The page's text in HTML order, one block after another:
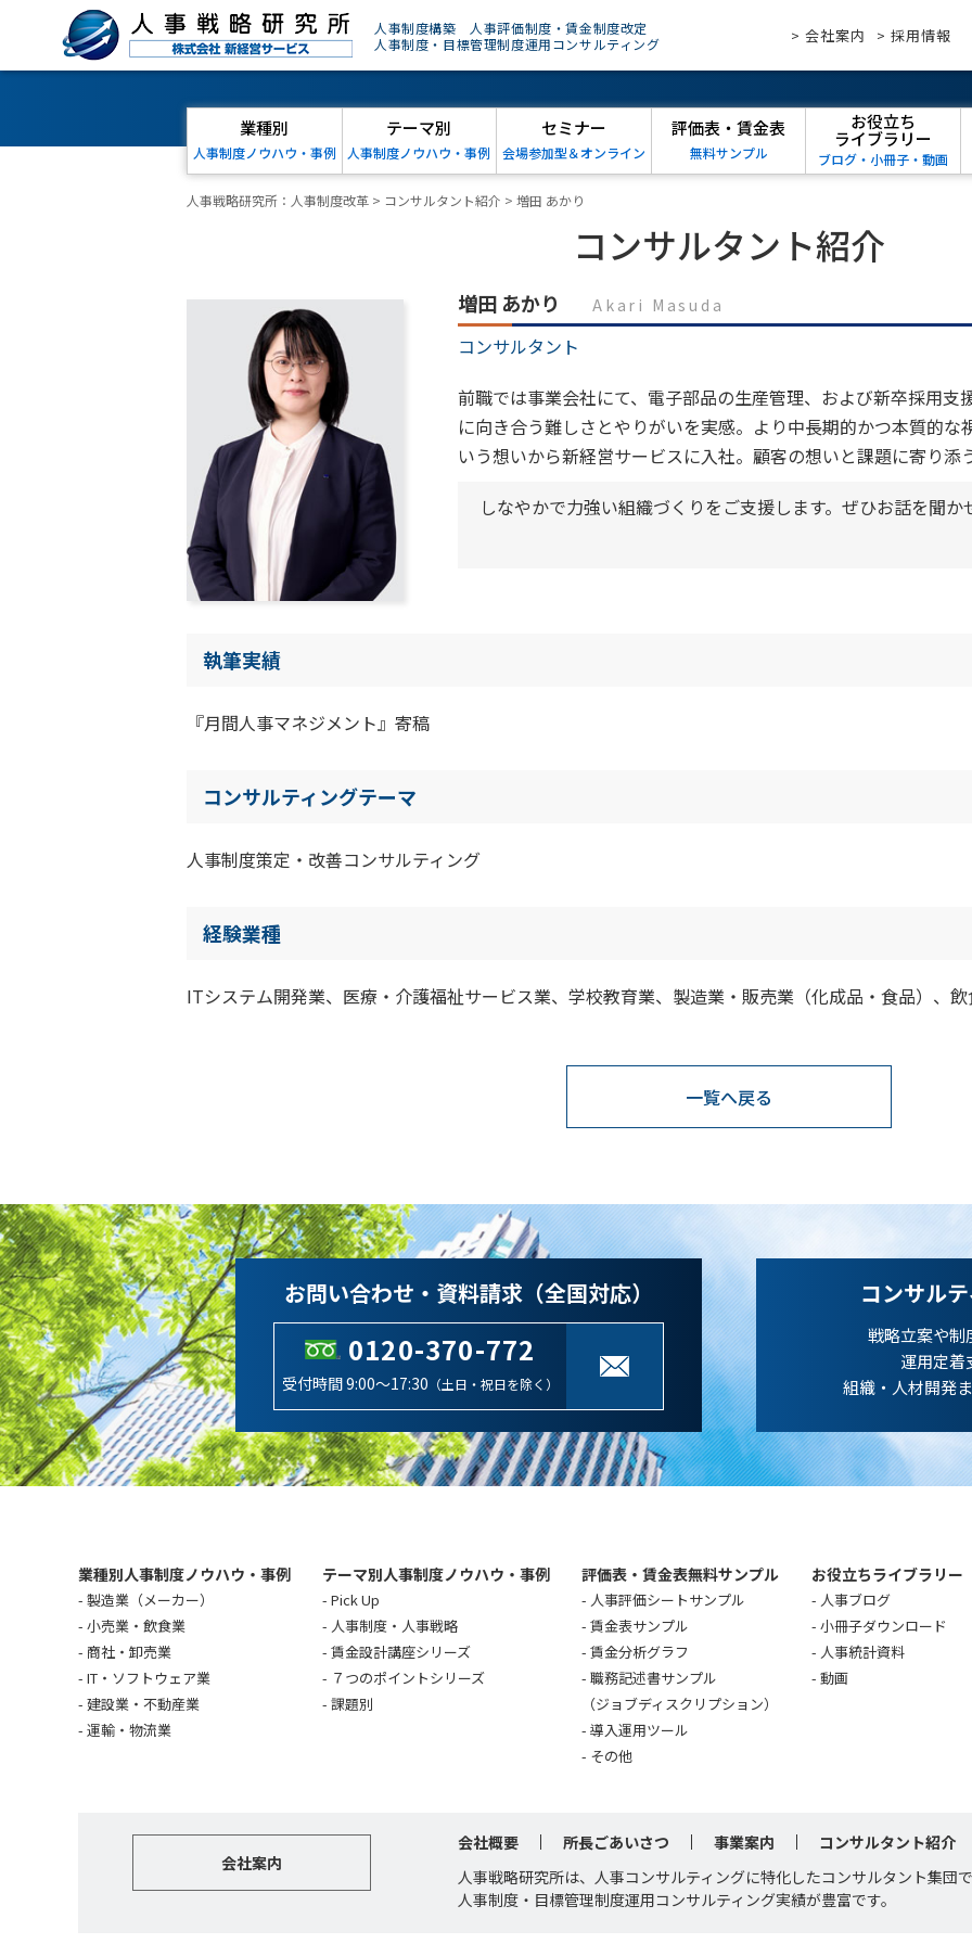
人事制度構築 人事評価制度・賃金制度改定
人事制度・目標管理制度運用コンサルティング
> 会社案内 > 採用情報
業種別
人事制度ノウハウ・事例
テーマ別
人事制度ノウハウ・事例
セミナー
会場参加型＆オンライン
評価表・賃金表
無料サンプル
お役立ち
ライブラリー
ブログ・小冊子・動画
人事戦略研究所：人事制度改革 > コンサルタント紹介 > 増田 あかり
コンサルタント紹介
増田 あかり Akari Masuda
コンサルタント
前職では事業会社にて、電子部品の生産管理、および新卒採用支
に向き合う難しさとやりがいを実感。より中長期的かつ本質的な
いう想いから新経営サービスに入社。顧客の想いと課題に寄り添
しなやかで力強い組織づくりをご支援します。ぜひお話を聞か
執筆実績
『月間人事マネジメント』寄稿
コンサルティングテーマ
人事制度策定・改善コンサルティング
経験業種
ITシステム開発業、医療・介護福祉サービス業、学校教育業、製造業・販売業（化成品・食品）、飲
一覧へ戻る
お問い合わせ・資料請求（全国対応）
0120-370-772
受付時間 9:00～17:30 （土日・祝日を除く）
コンサル
戦略立案や制
運用定着
組織・人材開発
業種別人事制度ノウハウ・事例
製造業（メーカー）
小売業・飲食業
商社・卸売業
IT・ソフトウェア業
建設業・不動産業
運輸・物流業
テーマ別人事制度ノウハウ・事例
Pick Up
人事制度・人事戦略
賃金設計講座シリーズ
７つのポイントシリーズ
課題別
評価表・賃金表無料サンプル
人事評価シートサンプル
賃金表サンプル
賃金分析グラフ
職務記述書サンプル
（ジョブディスクリプション）
導入運用ツール
その他
お役立ちライブラリー
人事ブログ
小冊子ダウンロード
人事統計資料
動画
会社案内
会社概要 所長ごあいさつ 事業案内 コンサルタント紹介
人事戦略研究所は、人事コンサルティングに特化したコンサルタント集団
人事制度・目標管理制度運用コンサルティング実績が豊富です。